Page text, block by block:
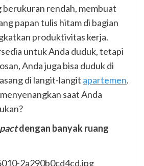
berukuran rendah, membuat
papan tulis hitam di bagian
produktivitas kerja.
untuk Anda duduk, tetapi
Anda juga bisa duduk di
di langit-langit apartemen.
saat Anda
dengan banyak ruang